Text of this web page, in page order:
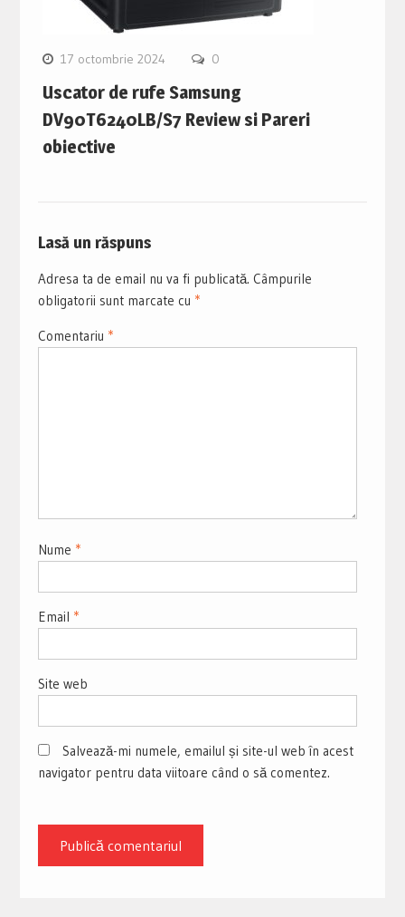
17 octombrie 2024 0
Uscator de rufe Samsung
DV90T6240LB/S7 Review si Pareri
obiective
Lasă un răspuns
Adresa ta de email nu va fi publicată. Câmpurile
obligatorii sunt marcate cu *
Comentariu *
Nume *
Email *
Site web
Salvează-mi numele, emailul și site-ul web în acest
navigator pentru data viitoare când o să comentez.